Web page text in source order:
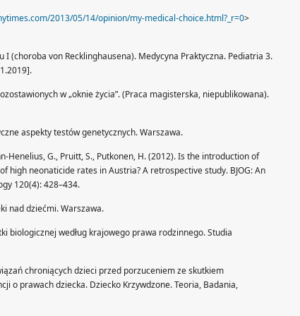
2013/05/14/opinion/my-medical-choice.html?_r=0>
I (choroba von Recklinghausena). Medycyna Praktyczna. Pediatria 3.
w „oknie życia”. (Praca magisterska, niepublikowana).
aspekty testów genetycznych. Warszawa.
Henelius, G., Pruitt, S., Putkonen, H. (2012). Is the introduction of
high neonaticide rates in Austria? A retrospective study. BJOG: An
120(4): 428–434.
nad dziećmi. Warszawa.
biologicznej według krajowego prawa rodzinnego. Studia
chroniących dzieci przed porzuceniem ze skutkiem
o prawach dziecka. Dziecko Krzywdzone. Teoria, Badania,